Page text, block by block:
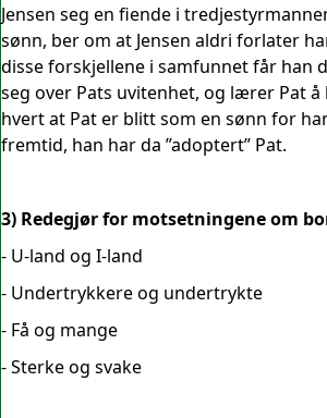
Jensen seg en fiende i
sønn, ber om at Jensen aldri forlater
disse forskjellene i samfunnet får han
seg over Pats uvitenhet, og lærer Pat
hvert at Pat er blitt som en sønn for
fremtid, han har da ”adoptert” Pat.
3) Redegjør for motsetningene om
- U-land og I-land
- Undertrykkere og undertrykte
- Få og mange
- Sterke og svake